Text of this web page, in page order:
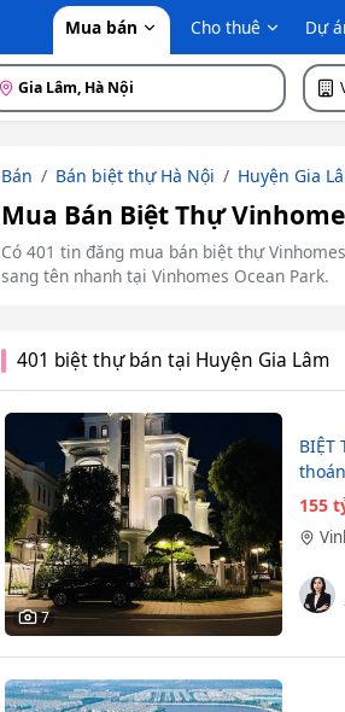
Mua bán Cho thuê Dự
Gia Lâm, Hà Nội
Bán Bán biệt thự Hà Nội Huyện Gia
Mua Bán Biệt Thự
Có 401 tin đăng mua bán biệt thự
sang tên nhanh tại Vinhomes Ocean Park.
401 biệt thự bán tại Huyện Gia Lâm
7
BIỆT
155